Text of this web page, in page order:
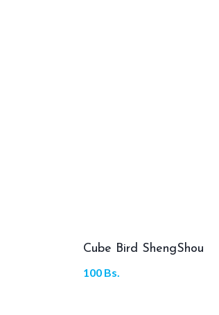
Cube Bird ShengShou
100 Bs.